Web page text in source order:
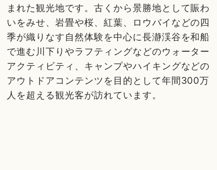
まれた観光地です。古くから景勝地として賑わ
いをみせ、岩畳や桜、紅葉、ロウバイなどの四
季が織りなす自然体験を中心に長瀞渓谷を和船
で進む川下りやラフティングなどのウォーター
アクティビティ、キャンプやハイキングなどの
アウトドアコンテンツを目的として年間300万
人を超える観光客が訪れています。